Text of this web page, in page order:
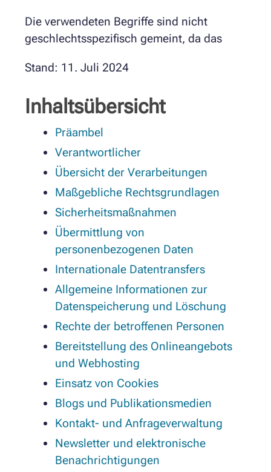
Die verwendeten Begriffe sind nicht
geschlechtsspezifisch gemeint, da das
Stand: 11. Juli 2024
Inhaltsübersicht
Präambel
Verantwortlicher
Übersicht der Verarbeitungen
Maßgebliche Rechtsgrundlagen
Sicherheitsmaßnahmen
Übermittlung von
personenbezogenen Daten
Internationale Datentransfers
Allgemeine Informationen zur
Datenspeicherung und Löschung
Rechte der betroffenen Personen
Bereitstellung des Onlineangebots
und Webhosting
Einsatz von Cookies
Blogs und Publikationsmedien
Kontakt- und Anfrageverwaltung
Newsletter und elektronische
Benachrichtigungen